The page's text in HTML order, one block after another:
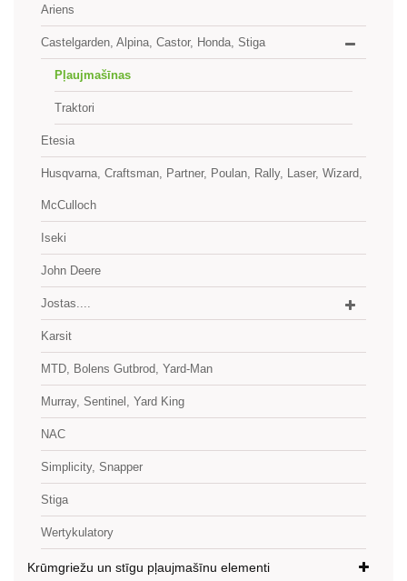
Ariens
Castelgarden, Alpina, Castor, Honda, Stiga
Pļaujmašīnas
Traktori
Etesia
Husqvarna, Craftsman, Partner, Poulan, Rally, Laser, Wizard,
McCulloch
Iseki
John Deere
Jostas....
Karsit
MTD, Bolens Gutbrod, Yard-Man
Murray, Sentinel, Yard King
NAC
Simplicity, Snapper
Stiga
Wertykulatory
Krūmgriežu un stīgu pļaujmašīnu elementi